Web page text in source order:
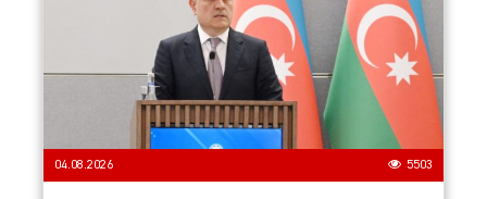
04.08.2026 5503